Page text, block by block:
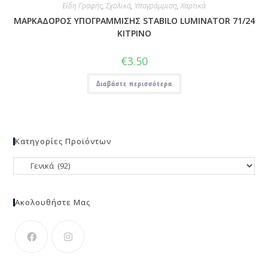
Είδη Γραφής, Σχολικά, Υπογράμμιση,Χαρτικά
ΜΑΡΚΑΔΟΡΟΣ ΥΠΟΓΡΑΜΜΙΣΗΣ STABILO LUMINATOR 71/24
ΚΙΤΡΙΝΟ
€3.50
Διαβάστε περισσότερα
Κατηγορίες Προϊόντων
Ακολουθήστε Μας